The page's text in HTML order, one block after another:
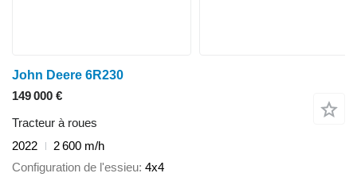
John Deere 6R230
149 000 €
Tracteur à roues
2022
2 600 m/h
Configuration de l'essieu 4x4